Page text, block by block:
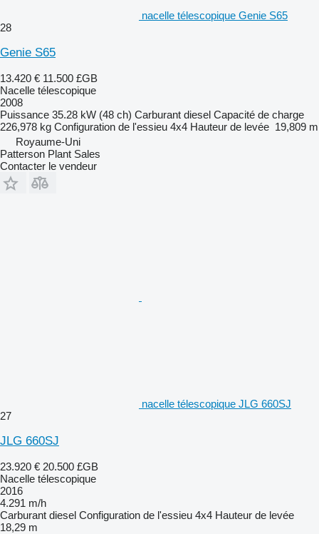
nacelle télescopique Genie S65
28
Genie S65
13.420 € 11.500 £GB
Nacelle télescopique
2008
Puissance 35.28 kW (48 ch) Carburant diesel Capacité de charge
226,978 kg Configuration de l'essieu 4x4 Hauteur de levée 19,809 m
Royaume-Uni
Patterson Plant Sales
Contacter le vendeur
nacelle télescopique JLG 660SJ
27
JLG 660SJ
23.920 € 20.500 £GB
Nacelle télescopique
2016
4.291 m/h
Carburant diesel Configuration de l'essieu 4x4 Hauteur de levée
18,29 m